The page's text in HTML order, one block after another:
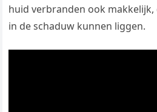
huid verbranden ook
in de schaduw kunnen liggen.